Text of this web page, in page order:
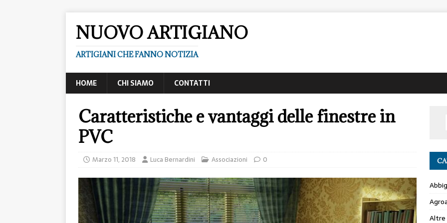
NUOVO ARTIGIANO
ARTIGIANI CHE FANNO NOTIZIA
HOME CHI SIAMO CONTATTI
Caratteristiche e vantaggi delle finestre in
PVC
Marzo 11, 2018 Luca Bernardini Associazioni 0